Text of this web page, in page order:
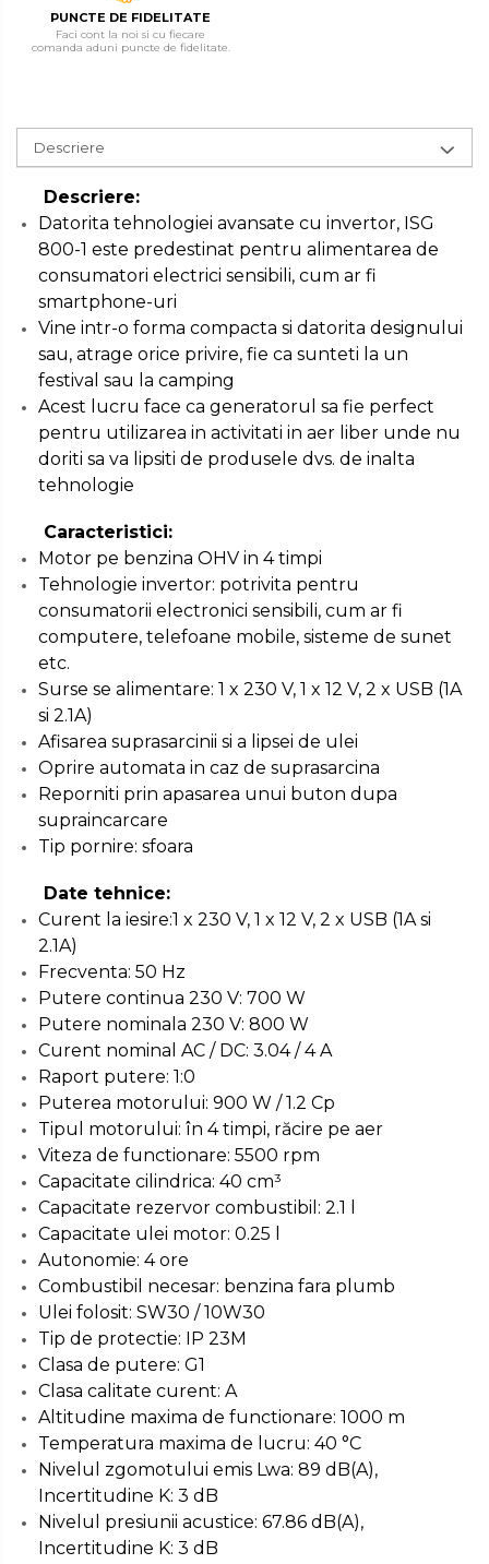
Capre & Suporti Auto
Pat Mobil Auto
Chei Tubulare
Bara Tractare Auto
Canistre benzina
(combustibil)
Presa Hidraulica Tinichigerie
Set Pentru Demontat Piulite
& Suruburi
Extractor Rulmenti
Presa Hidraulica Ondulare
Cabluri
Pompa transfer lichide
Cric Manual
Ulei Hidraulic
Troliu
Palan
Cheie & Adaptor
Dinamometric
Carucior Scule
Echipamente de Siguranta
Auto
Stetoscop Auto
Truse reparatii anvelope
Dispozitiv Aerisire &
Schimbare Lichid Frana
Chingi Auto & Coarde
Elastice
Intretinere & Cosmetica
auto
Scule pentru coloana de
esapament
Surubelnite
Scule Tamplarie
Accesorii Pentru Taiat,
Gaurit si Slefuit
Truse Scule
Baroase
Set Biti
Adaptoare Pentru Biti
Indoit Tevi
Ciocane Profesionale
Pile Metalice
Clesti
Scule Electrician
PUNCTE DE FIDELITATE
Faci cont la noi si cu fiecare
comanda aduni puncte de fidelitate.
Descriere
Descriere:
Datorita tehnologiei avansate cu invertor, ISG
800-1 este predestinat pentru alimentarea de
consumatori electrici sensibili, cum ar fi
smartphone-uri
Vine intr-o forma compacta si datorita designului
sau, atrage orice privire, fie ca sunteti la un
festival sau la camping
Acest lucru face ca generatorul sa fie perfect
pentru utilizarea in activitati in aer liber unde nu
doriti sa va lipsiti de produsele dvs. de inalta
tehnologie
Caracteristici:
Motor pe benzina OHV in 4 timpi
Tehnologie invertor: potrivita pentru
consumatorii electronici sensibili, cum ar fi
computere, telefoane mobile, sisteme de sunet
etc.
Surse se alimentare: 1 x 230 V, 1 x 12 V, 2 x USB (1A
si 2.1A)
Afisarea suprasarcinii si a lipsei de ulei
Oprire automata in caz de suprasarcina
Reporniti prin apasarea unui buton dupa
supraincarcare
Tip pornire: sfoara
Date tehnice:
Curent la iesire:1 x 230 V, 1 x 12 V, 2 x USB (1A si
2.1A)
Frecventa: 50 Hz
Putere continua 230 V: 700 W
Putere nominala 230 V: 800 W
Curent nominal AC / DC: 3.04 / 4 A
Raport putere: 1:0
Puterea motorului: 900 W / 1.2 Cp
Tipul motorului: în 4 timpi, răcire pe aer
Viteza de functionare: 5500 rpm
Capacitate cilindrica: 40 cm³
Capacitate rezervor combustibil: 2.1 l
Capacitate ulei motor: 0.25 l
Autonomie: 4 ore
Combustibil necesar: benzina fara plumb
Ulei folosit: SW30 / 10W30
Tip de protectie: IP 23M
Clasa de putere: G1
Clasa calitate curent: A
Altitudine maxima de functionare: 1000 m
Temperatura maxima de lucru: 40 °C
Nivelul zgomotului emis Lwa: 89 dB(A),
Incertitudine K: 3 dB
Nivelul presiunii acustice: 67.86 dB(A),
Incertitudine K: 3 dB